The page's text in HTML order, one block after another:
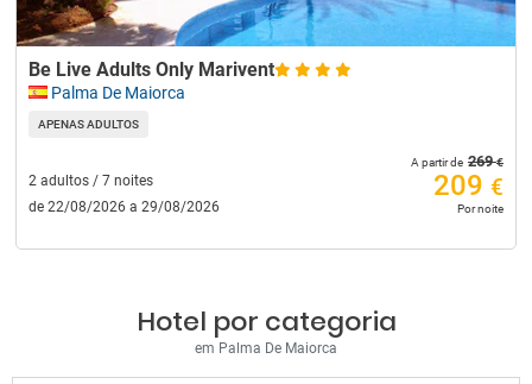
Be Live Adults Only Marivent
Palma De Maiorca
APENAS ADULTOS
2 adultos / 7 noites
de 22/08/2026 a 29/08/2026
A partir de 269€
209 €
Por noite
Hotel por categoria
em Palma De Maiorca